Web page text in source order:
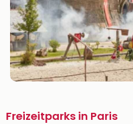
Freizeitparks in Paris